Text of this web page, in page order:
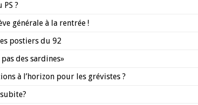
?
générale à la rentrée !
postiers du 92
des sardines»
à l’horizon pour les grévistes ?